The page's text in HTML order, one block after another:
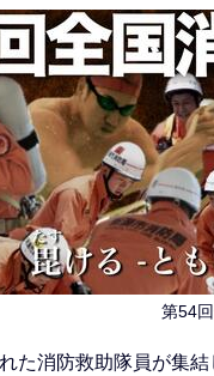
第54
た消防救助隊員が集